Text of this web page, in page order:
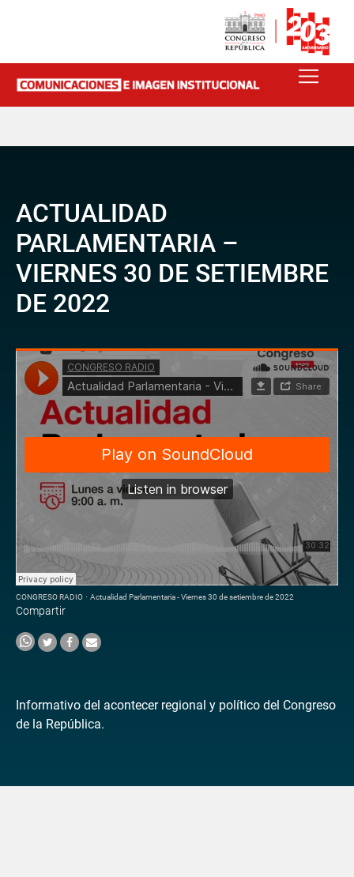
ACTUALIDAD
PARLAMENTARIA –
VIERNES 30 DE SETIEMBRE
DE 2022
CONGRESO RADIO · Actualidad Parlamentaria - Viernes 30 de setiembre de 2022
Compartir
Informativo del acontecer regional y político del Congreso
de la República.